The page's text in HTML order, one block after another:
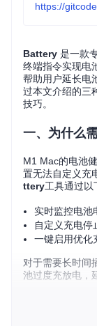
https://
Battery 是一款
终端指令实现电
帮助用户延长电
过本文介绍的三
技巧。
一、为什么
M1 Mac的电池
置无法自定义充
ttery工具通过以
实时监控电池
自定义充电停
一键启用优化
对于需要长时间
池过度充放电，
二、三种安